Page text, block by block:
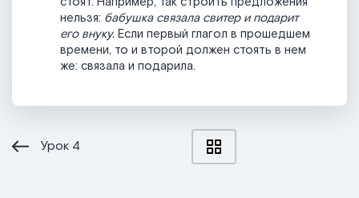
нельзя: бабушка связала свитер и подарит
его внуку. Если первый глагол в прошедшем
времени, то и второй должен стоять в нем
же: связала и подарила.
Урок 4